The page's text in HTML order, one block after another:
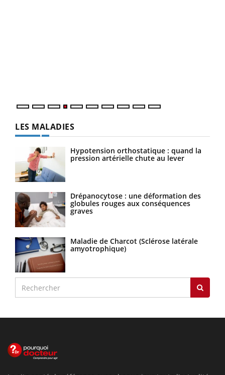
LES MALADIES
Hypotension orthostatique : quand la
pression artérielle chute au lever
Drépanocytose : une déformation des
globules rouges aux conséquences
graves
Maladie de Charcot (Sclérose latérale
amyotrophique)